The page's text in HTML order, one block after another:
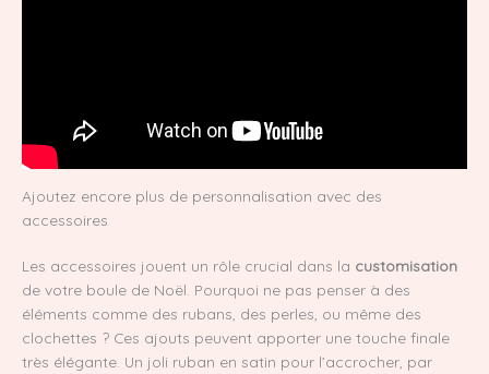
Ajoutez encore plus de personnalisation avec des
accessoires
Les accessoires jouent un rôle crucial dans la customisation
de votre boule de Noël. Pourquoi ne pas penser à des
éléments comme des rubans, des perles, ou même des
clochettes ? Ces ajouts peuvent apporter une touche finale
très élégante. Un joli ruban en satin pour l’accrocher, par